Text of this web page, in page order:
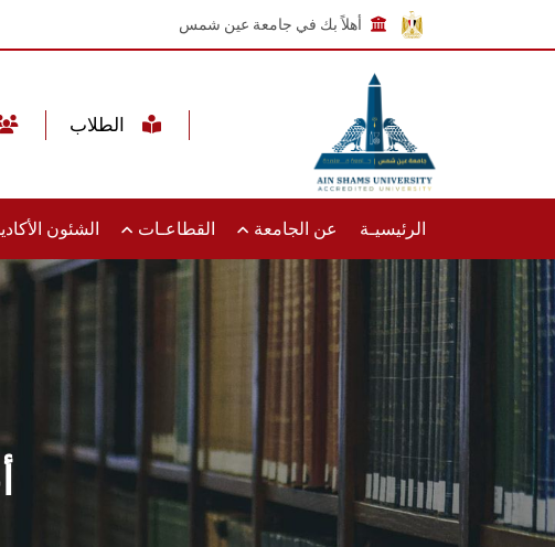
أهلاً بك في جامعة عين شمس
الرئيسيـة عن الجامعة القطاعـات الشئون